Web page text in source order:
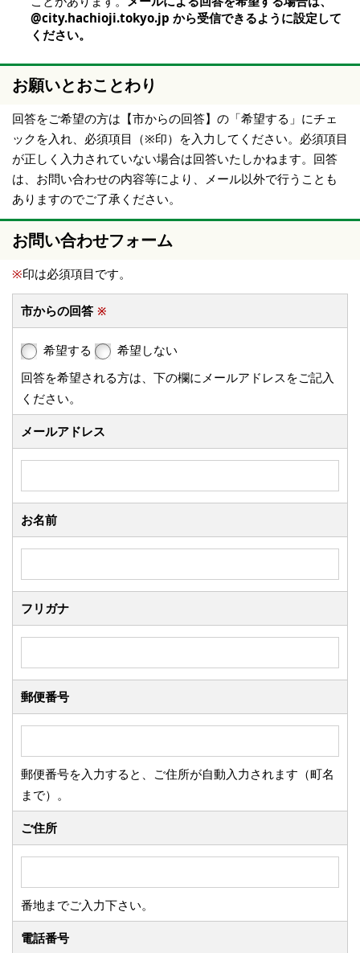
@city.hachioji.tokyo.jp から受信できるように設定して
ください。
お願いとおことわり
回答をご希望の方は【市からの回答】の「希望する」にチェ
ックを入れ、必須項目（※印）を入力してください。必須項目
が正しく入力されていない場合は回答いたしかねます。回答
は、お問い合わせの内容等により、メール以外で行うことも
ありますのでご了承ください。
お問い合わせフォーム
※印は必須項目です。
市からの回答 ※
希望する
希望しない
回答を希望される方は、下の欄にメールアドレスをご記入
ください。
メールアドレス
お名前
フリガナ
郵便番号
郵便番号を入力すると、ご住所が自動入力されます（町名
まで）。
ご住所
番地までご入力下さい。
電話番号